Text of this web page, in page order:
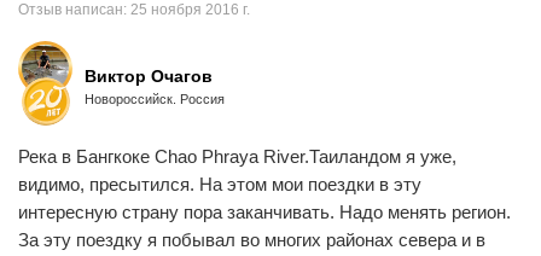
Отзыв написан: 25 ноября 2016 г.
Виктор Очагов
Новороссийск. Россия
Река в Бангкоке Chao Phraya River.Таиландом я уже,
видимо, пресытился. На этом мои поездки в эту
интересную страну пора заканчивать. Надо менять регион.
За эту поездку я побывал во многих районах севера и в